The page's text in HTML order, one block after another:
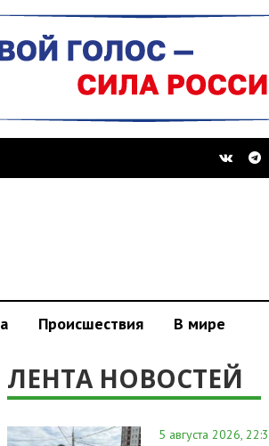
Происшествия В мире
ЛЕНТА НОВОСТЕЙ
5 августа 2026,